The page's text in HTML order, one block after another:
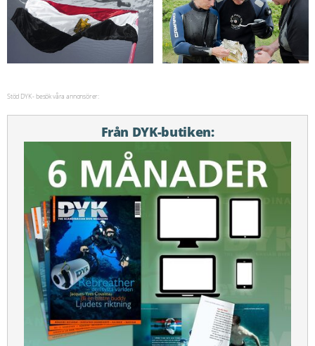
Stöd DYK - besök våra annonsörer:
Från DYK-butiken: